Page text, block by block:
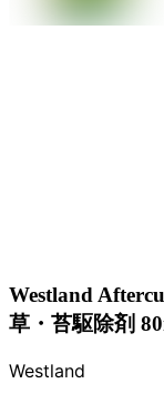
Westland
草・苔駆除剤
Westland